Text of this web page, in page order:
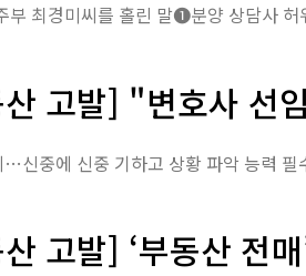
고발] "변호사 선
고발] ‘부동산 전